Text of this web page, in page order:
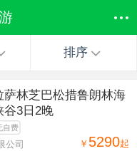
排序
萨林芝巴松措鲁朗林海
谷3日2晚
自费
￥ 5290起
公司